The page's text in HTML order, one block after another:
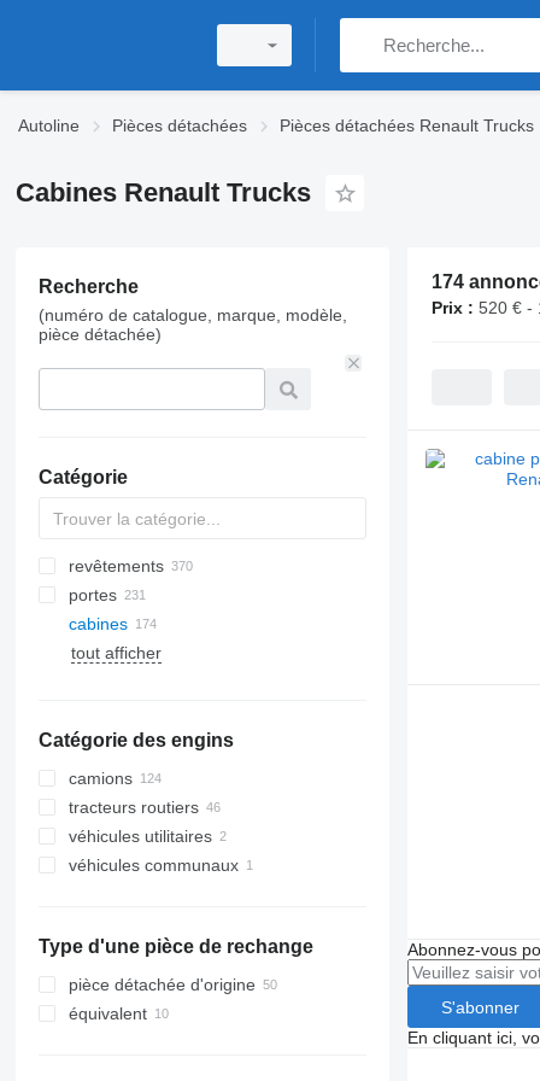
Autoline Pièces détachées Pièces détachées Renault Trucks
Cabines Renault Trucks
Recherche
(numéro de catalogue, marque, modèle,
pièce détachée)
Catégorie
revêtements
portes
cabines
flexibles de climatisation
filtres déshydrateurs de
climatiseurs
autres pièces de climatisation
vitres latérales
tout afficher
Catégorie des engins
camions
tracteurs routiers
véhicules utilitaires
véhicules communaux
Type d'une pièce de rechange
pièce détachée d'origine
équivalent
174
Prix : 520 € -
Abonnez-vous
S'abonner
En cliquant ici,